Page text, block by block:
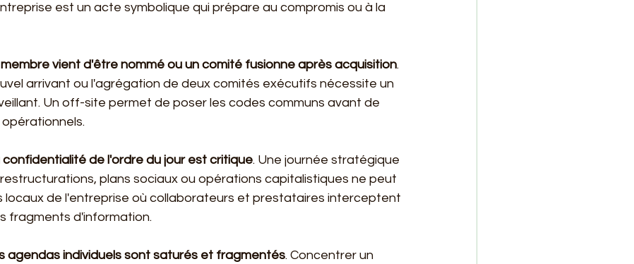
est un acte symbolique qui prépare au compromis ou à la
vient d'être nommé ou un comité fusionne après acquisition.
arrivant ou l'agrégation de deux comités exécutifs nécessite un
Un off-site permet de poser les codes communs avant de
confidentialité de l'ordre du jour est critique. Une journée stratégique
plans sociaux ou opérations capitalistiques ne peut
locaux de l'entreprise où collaborateurs et prestataires interceptent
fragments d'information.
agendas individuels sont saturés et fragmentés. Concentrer un